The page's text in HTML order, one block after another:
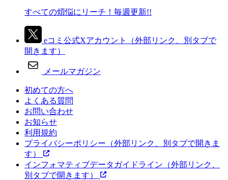
すべての煩悩にリーチ！毎週更新!!
eコミ公式Xアカウント
（外部リンク、別タブで
開きます）
メールマガジン
初めての方へ
よくある質問
お問い合わせ
お知らせ
利用規約
プライバシーポリシー （外部リンク、別タブで開きま
す）
インフォマティブデータガイドライン （外部リンク、
別タブで開きます）